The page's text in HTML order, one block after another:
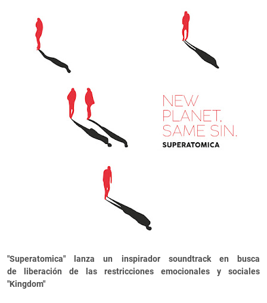
"Superatomica" lanza un inspirador soundtrack en busca
de liberación de las restricciones emocionales y sociales
"Kingdom"